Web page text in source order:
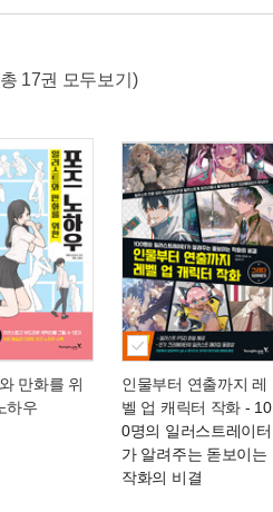
17권 모두보기)
만화를 위
하우
인물부터 연출까지 레
벨 업 캐릭터 작화 - 10
0명의 일러스트레이터
가 알려주는 돋보이는
작화의 비결